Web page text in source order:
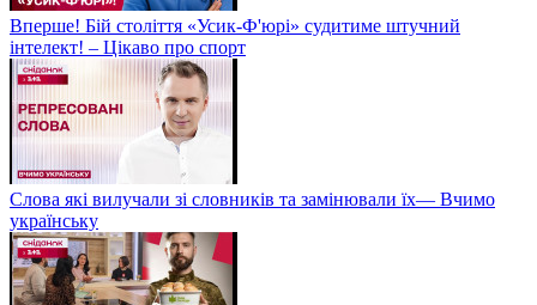
Вперше! Бій століття «Усик-Ф'юрі» судитиме штучний
інтелект! – Цікаво про спорт
Слова які вилучали зі словників та замінювали їх— Вчимо
українську